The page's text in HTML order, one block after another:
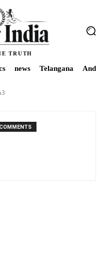
TRUTH
news Telangana